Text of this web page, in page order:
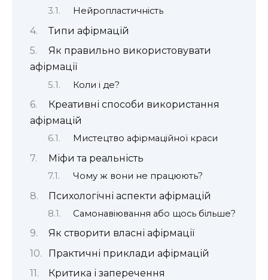
Нейропластичність
Типи афірмацій
Як правильно використовувати
афірмації
Коли і де?
Креативні способи використання
афірмацій
Мистецтво афірмаційної краси
Міфи та реальність
Чому ж вони не працюють?
Психологічні аспекти афірмацій
Самонавіювання або щось більше?
Як створити власні афірмації
Практичні приклади афірмацій
Критика і заперечення